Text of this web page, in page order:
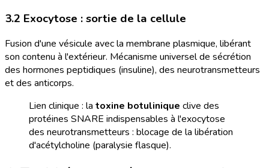
3.2 Exocytose : sortie de la cellule
Fusion d'une vésicule avec la membrane plasmique, libérant
son contenu à l'extérieur. Mécanisme universel de sécrétion
des hormones peptidiques (insuline), des neurotransmetteurs
et des anticorps.
Lien clinique : la toxine botulinique clive des
protéines SNARE indispensables à l'exocytose
des neurotransmetteurs : blocage de la libération
d'acétylcholine (paralysie flasque).